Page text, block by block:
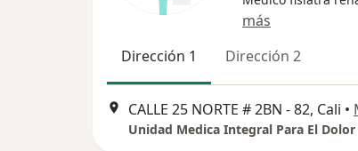
más
Dirección 1
Dirección 2
CALLE 25 NORTE # 2BN - 82, Cali •
Unidad Medica Integral Para El